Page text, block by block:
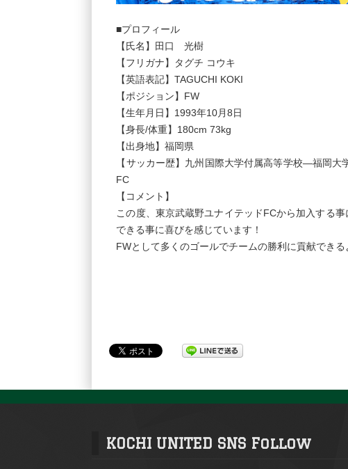
■プロフィール
【氏名】田口 光樹
【フリガナ】タグチ コウキ
【英語表記】TAGUCHI KOKI
【ポジション】FW
【生年月日】1993年10月8日
【身長/体重】180cm 73kg
【出身地】福岡県
【サッカー歴】九州国際大学付属高等学校―福岡
FC
【コメント】
この度、東京武蔵野ユナイテッドFCから加入する
できる事に喜びを感じています！
FWとして多くのゴールでチームの勝利に貢献でき
KOCHI UNITED SNS Follow